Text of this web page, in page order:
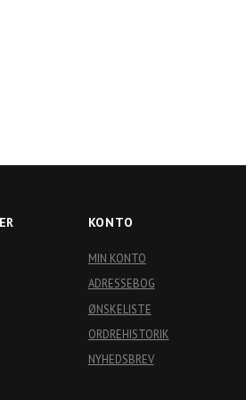
KONTO
MIN KONTO
ADRESSEBOG
ØNSKELISTE
ORDREHISTORIK
NYHEDSBREV